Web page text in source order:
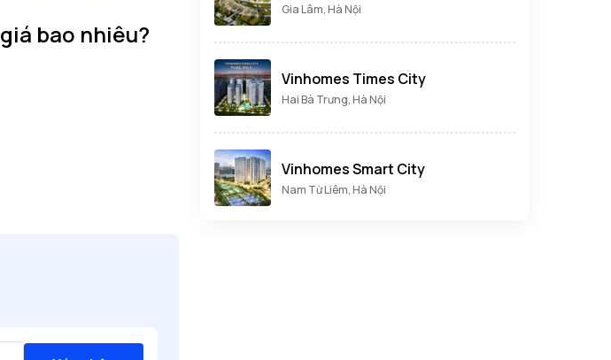
bao nhiêu?
Gia Lâm, Hà Nội
Vinhomes Times City
Hai Bà Trưng, Hà Nội
Vinhomes Smart City
Nam Từ Liêm, Hà Nội